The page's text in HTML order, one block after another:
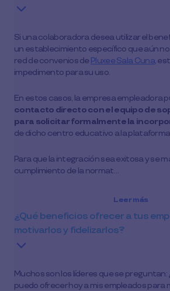
Si una colaboradora desea utilizar el
un establecimiento específico que aún
red de convenios de Pluxee Sala Cuna,
impedimento para su uso.
En estos casos, la empresa empleadora
contacto directo con el equipo de
para solicitar formalmente la
de dicho centro educativo a la
Para que la integración sea exitosa y se
cumplimiento de la normat…
Leer más
¿Qué beneficios ofrecer a tus
motivarlos y fidelizarlos?
Muchos son los líderes que se preguntan:
puedo ofrecer hoy a mis empleados para